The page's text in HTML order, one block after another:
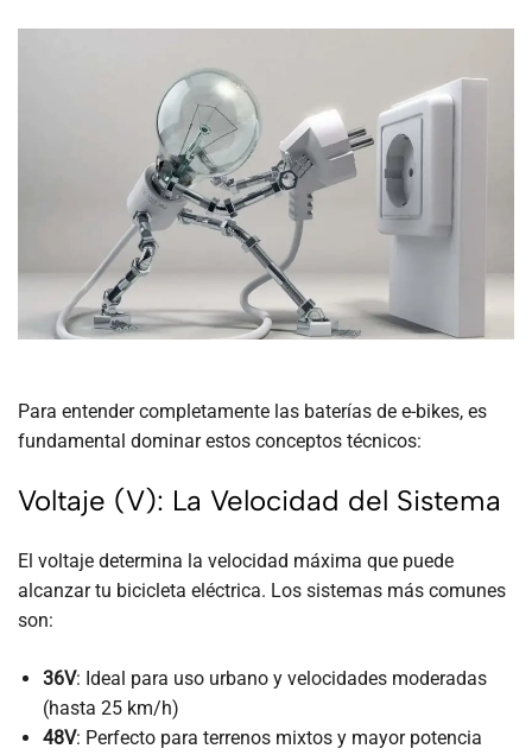
Para entender completamente las baterías de e-bikes, es
fundamental dominar estos conceptos técnicos:
Voltaje (V): La Velocidad del Sistema
El voltaje determina la velocidad máxima que puede
alcanzar tu bicicleta eléctrica. Los sistemas más comunes
son:
36V: Ideal para uso urbano y velocidades moderadas
(hasta 25 km/h)
48V: Perfecto para terrenos mixtos y mayor potencia